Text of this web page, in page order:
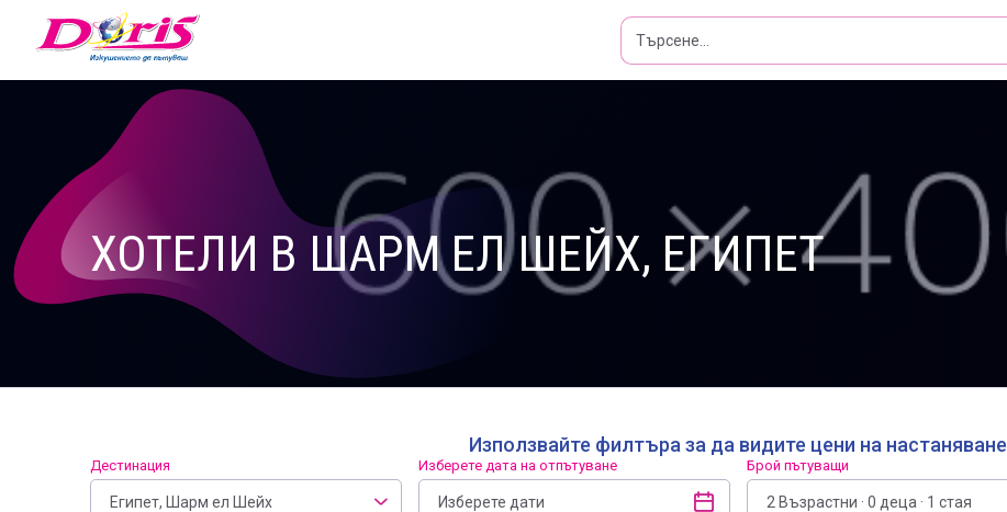
Doris - Изкушението да пътуваш
ХОТЕЛИ В ШАРМ ЕЛ ШЕЙХ, ЕГИПЕТ
Използвайте филтъра за да видите цени на настаняване
Дестинация
Египет, Шарм ел Шейх
Изберете дата на отпътуване Брой пътуващи
2 Възрастни · 0 деца · 1 стая